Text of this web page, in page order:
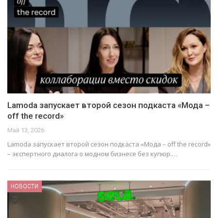
Lamoda запускает второй сезон подкаста «Мода –
off the record»
Май 13, 2026
Lamoda запускает второй сезон подкаста «Мода – off the record»
– экспертного диалога о модном бизнесе без купюр.…
НОВОСТИ